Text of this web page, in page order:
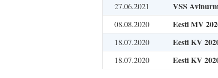
27.06.2021 VSS
08.08.2020 Eesti MV
18.07.2020 Eesti KV
18.07.2020 Eesti KV